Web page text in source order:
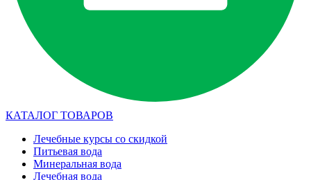
КАТАЛОГ ТОВАРОВ
Лечебные курсы со скидкой
Питьевая вода
Минеральная вода
Лечебная вода